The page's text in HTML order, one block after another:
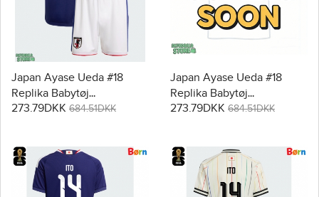
Japan Ayase Ueda #18
Replika Babytøj
Hjemmebanesæt Børn VM
273.79DKK 684.51DKK
Japan Ayase Ueda #18
Replika Babytøj
Udebanesæt Børn VM
273.79DKK 684.51DKK